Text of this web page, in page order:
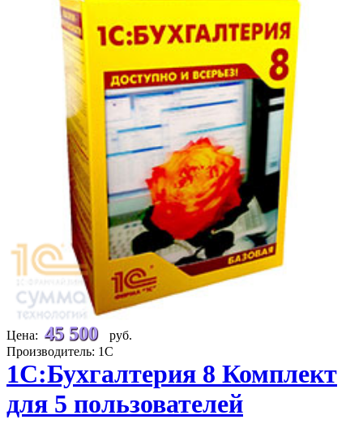
Цена: 45 500
руб.
Производитель: 1С
1С:Бухгалтерия 8 Комплект
для 5 пользователей